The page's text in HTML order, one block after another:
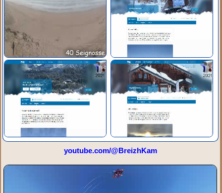
youtube.com/@BreizhKam